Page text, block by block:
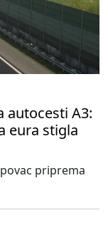
autocesti A3:
eura stigla
priprema